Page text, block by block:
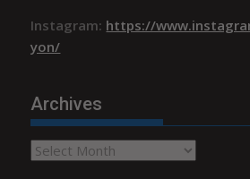
Instagram: https://
yon/
Archives
Archives